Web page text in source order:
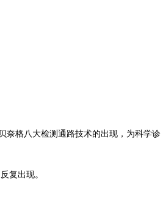
奈格八大检测通路技术的出现，为科学诊
复出现。